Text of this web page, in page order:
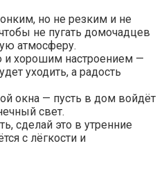
но не резким и не
не пугать домочадцев
атмосферу.
хорошим настроением —
уходить, а радость
окна — пусть в дом войдёт
свет.
сделай это в утренние
с лёгкости и